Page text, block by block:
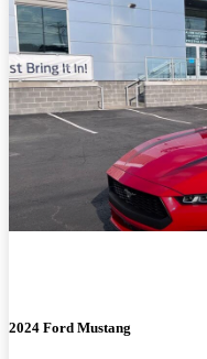
2024 Ford Mustang